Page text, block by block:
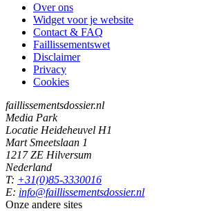
Over ons
Widget voor je website
Contact & FAQ
Faillissementswet
Disclaimer
Privacy
Cookies
faillissementsdossier.nl
Media Park
Locatie Heideheuvel H1
Mart Smeetslaan 1
1217 ZE Hilversum
Nederland
T: +31(0)85-3330016
E: info@faillissementsdossier.nl
Onze andere sites